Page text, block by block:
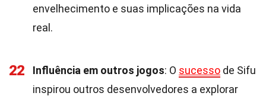
envelhecimento e suas implicações na vida
real.
22 Influência em outros jogos: O sucesso de Sifu
inspirou outros desenvolvedores a explorar